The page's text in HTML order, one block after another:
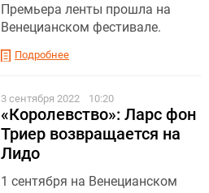
Премьера ленты прошла на
Венецианском фестивале.
Подробнее
3 сентября 2022 10:20
«Королевство»: Ларс фон
Триер возвращается на
Лидо
1 сентября на Венецианском